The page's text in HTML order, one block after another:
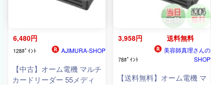
6,480円
128ﾎﾟｲﾝﾄ AJIMURA-SHOP
【中古】オーム電機 マルチ
カードリーダー 55メディ
3,958円 送料無料
78ﾎﾟｲﾝﾄ
美容師真理さんの
SHOP
【送料無料】オーム電機 マ